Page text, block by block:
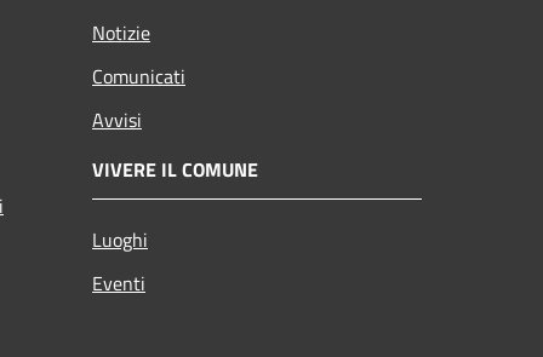
Notizie
Comunicati
Avvisi
VIVERE IL COMUNE
Luoghi
Eventi